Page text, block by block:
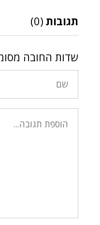
תגובות (0)
שדות החובה